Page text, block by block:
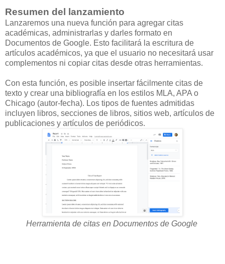
Resumen del lanzamiento
Lanzaremos una nueva función para agregar citas
académicas, administrarlas y darles formato en
Documentos de Google. Esto facilitará la escritura de
artículos académicos, ya que el usuario no necesitará usar
complementos ni copiar citas desde otras herramientas.
Con esta función, es posible insertar fácilmente citas de
texto y crear una bibliografía en los estilos MLA, APA o
Chicago (autor-fecha). Los tipos de fuentes admitidas
incluyen libros, secciones de libros, sitios web, artículos de
publicaciones y artículos de periódicos.
Herramienta de citas en Documentos de Google